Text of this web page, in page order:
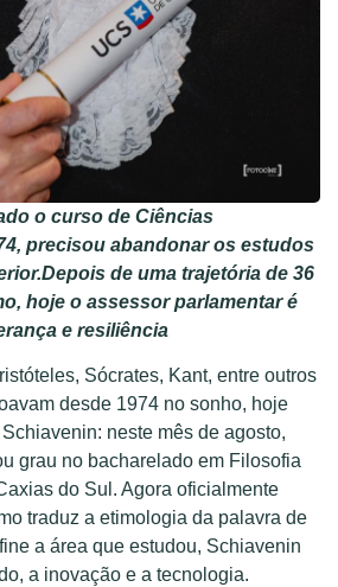
o curso de Ciências
precisou abandonar os estudos
de uma trajetória de 36
hoje o assessor parlamentar é
e resiliência
Sócrates, Kant, entre outros
desde 1974 no sonho, hoje
neste mês de agosto,
grau no bacharelado em Filosofia
do Sul. Agora oficialmente
traduz a etimologia da palavra de
a área que estudou, Schiavenin
a inovação e a tecnologia.